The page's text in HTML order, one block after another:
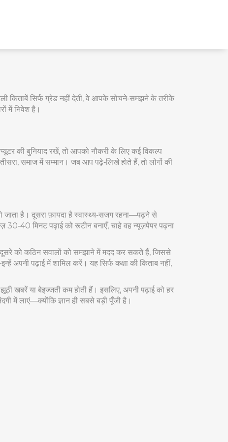
किताबें सिर्फ ग्रेड नहीं देती, वे आपके सोचने‑समझने के तरीके
में निवेश है।
की बुनियाद रखें, तो आपको नौकरी के लिए कई विकल्प
समाज में सम्मान। जब आप पढ़े‑लिखे होते हैं, तो लोगों की
है। दूसरा फ़ायदा है स्वास्थ्य‑सजग रहना—पढ़ने से
30‑40 मिनट पढ़ाई को रूटीन बनाएँ, चाहे वह न्यूज़पेपर पढ़ना
दूसरे को कठिन सवालों को समझाने में मदद कर सकते हैं, जिससे
अपनी पढ़ाई में शामिल करें। यह सिर्फ कक्षा की किताब नहीं,
खबरें या बेइज्जती कम होती हैं। इसलिए, अपनी पढ़ाई को हर
में लाएं—क्योंकि ज्ञान ही सबसे बड़ी पूँजी है।